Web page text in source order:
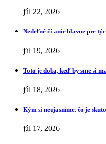
júl 22, 2026
Nedeľné čítanie hlavne pre
júl 19, 2026
Toto je doba, keď by sme si
júl 18, 2026
Kým si neujasníme, čo je
júl 17, 2026